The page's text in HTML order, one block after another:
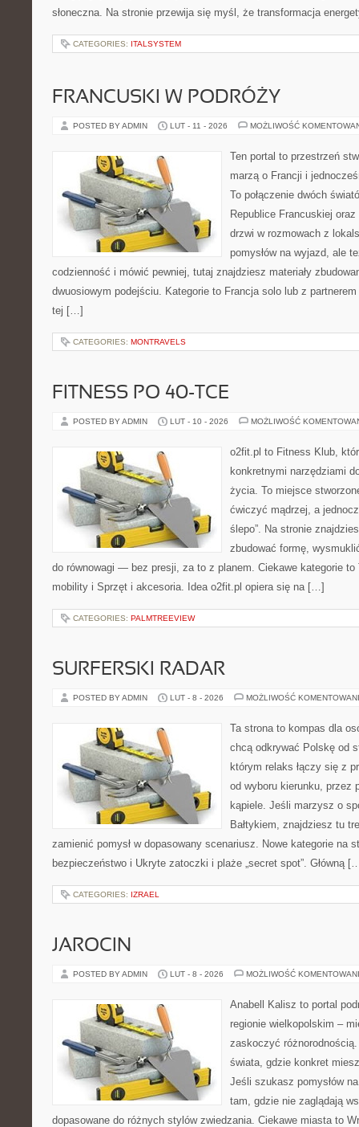
słoneczna. Na stronie przewija się myśl, że transformacja
CATEGORIES: ITALSYSTEM
FRANCUSKI W PODRÓŻY
POSTED BY ADMIN LUT - 11 - 2026 MOŻLIWOŚĆ
Ten portal to przestrzeń
marzą o Francji i
To połączenie dwóch
Republice Francuskiej
drzwi w rozmowach z
pomysłów na wyjazd, ale
codzienność i mówić pewniej, tutaj znajdziesz materiały
dwuosiowym podejściu. Kategorie to Francja solo lub z
tej […]
CATEGORIES: MONTRAVELS
FITNESS PO 40-TCE
POSTED BY ADMIN LUT - 10 - 2026 MOŻLIWOŚĆ
o2fit.pl to Fitness Klub,
konkretnymi narzędziami
życia. To miejsce
ćwiczyć mądrzej, a
ślepo”. Na stronie
zbudować formę,
do równowagi — bez presji, za to z planem. Ciekawe kategorie to
mobility i Sprzęt i akcesoria. Idea o2fit.pl opiera się na […]
CATEGORIES: PALMTREEVIEW
SURFERSKI RADAR
POSTED BY ADMIN LUT - 8 - 2026 MOŻLIWOŚĆ
Ta strona to kompas dla
chcą odkrywać Polskę od
którym relaks łączy się z
od wyboru kierunku, przez
kąpiele. Jeśli marzysz o
Bałtykiem, znajdziesz tu
zamienić pomysł w dopasowany scenariusz. Nowe kategorie na
bezpieczeństwo i Ukryte zatoczki i plaże „secret spot”. Główną
CATEGORIES: IZRAEL
JAROCIN
POSTED BY ADMIN LUT - 8 - 2026 MOŻLIWOŚĆ
Anabell Kalisz to portal
regionie wielkopolskim –
zaskoczyć
świata, gdzie konkret
Jeśli szukasz pomysłów
tam, gdzie nie zaglądają
dopasowane do różnych stylów zwiedzania. Ciekawe miasta to